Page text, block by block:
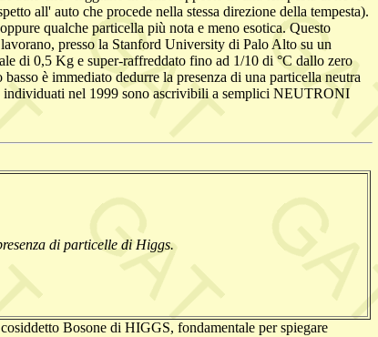
all' auto che procede nella stessa direzione della tempesta).
qualche particella più nota e meno esotica. Questo
presso la Stanford University di Palo Alto su un
di 0,5 Kg e super-raffreddato fino ad 1/10 di °C dallo zero
è immediato dedurre la presenza di una particella neutra
individuati nel 1999 sono ascrivibili a semplici NEUTRONI
di particelle di Higgs.
Bosone di HIGGS, fondamentale per spiegare